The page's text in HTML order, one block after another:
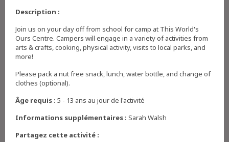
Description :
Join us on your day off from school for camp at This World's
Ours Centre. Campers will engage in a variety of activities from
arts & crafts, cooking, physical activity, visits to local parks, and
more!
Please pack a nut free snack, lunch, water bottle, and change of
clothes (optional).
Âge requis : 5 - 13 ans au jour de l'activité
Informations supplémentaires : Sarah Walsh
Partagez cette activité :